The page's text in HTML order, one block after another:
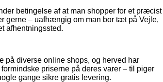
betingelse af at man shopper for et præcist
gerne – uafhængig om man bor tæt på Vejle,
afhentningssted.
på diverse online shops, og herved har
priserne på deres varer – til piger
gange sikre gratis levering.